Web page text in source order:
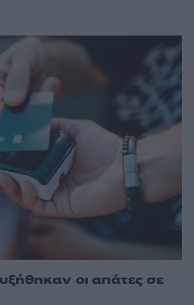
οι απάτες σε